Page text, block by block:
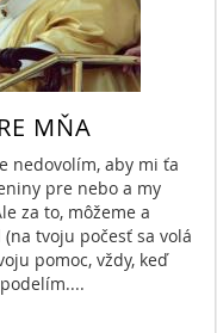
MŇA
nedovolím, aby mi ťa
pre nebo a my
za to, môžeme a
tvoju počesť sa volá
pomoc, vždy, keď